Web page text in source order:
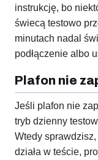
instrukcję, bo
świecą testowo
minutach nadal
podłączenie albo
Plafon nie
Jeśli plafon nie
tryb dzienny
Wtedy
działa w teście,